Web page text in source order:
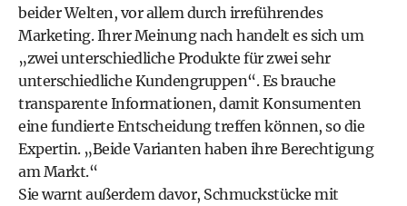
beider Welten, vor allem durch irreführendes
Marketing. Ihrer Meinung nach handelt es sich um
„zwei unterschiedliche Produkte für zwei sehr
unterschiedliche Kundengruppen“. Es brauche
transparente Informationen, damit Konsumenten
eine fundierte Entscheidung treffen können, so die
Expertin. „Beide Varianten haben ihre Berechtigung
am Markt.“
Sie warnt außerdem davor, Schmuckstücke mit